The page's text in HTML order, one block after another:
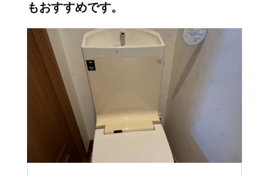
もおすすめです。